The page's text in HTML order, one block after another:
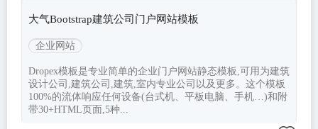
大气Bootstrap建筑公司门户网站模板
企业网站
Dropex模板是专业简单的企业门户网站静态模板,可用为建筑
设计公司,建筑公司,建筑,室内专业公司以及更多。这个模板
100%的流体响应任何设备(台式机、平板电脑、手机…)和附
带30+HTML页面,5种...